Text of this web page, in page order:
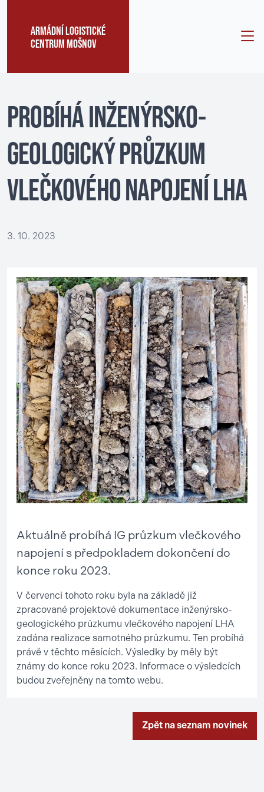
ARMÁDNÍ LOGISTICKÉ
CENTRUM MOŠNOV
PROBÍHÁ INŽENÝRSKO-
GEOLOGICKÝ PRŮZKUM
VLEČKOVÉHO NAPOJENÍ LHA
3. 10. 2023
Aktuálně probíhá IG průzkum vlečkového
napojení s předpokladem dokončení do
konce roku 2023.
V červenci tohoto roku byla na základě již
zpracované projektové dokumentace inženýrsko-
geologického průzkumu vlečkového napojení LHA
zadána realizace samotného průzkumu. Ten probíhá
právě v těchto měsících. Výsledky by měly být
známy do konce roku 2023. Informace o výsledcích
budou zveřejněny na tomto webu.
Zpět na seznam novinek